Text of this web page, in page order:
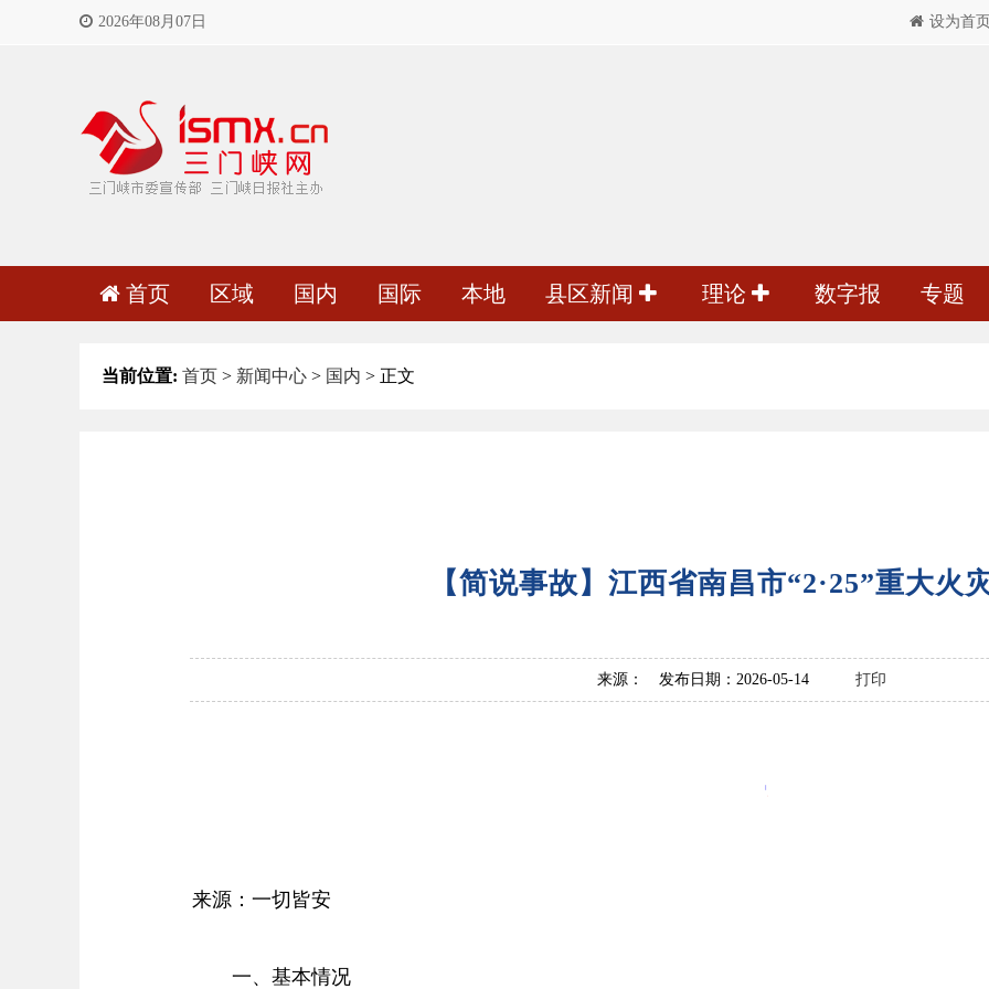
2026年08月07日 设为首
首页 区域 国内 国际 本地 县区新闻 理论 数字报 专题
当前位置: 首页 > 新闻中心 > 国内 > 正文
【简说事故】江西省南昌市“2·25”重大火
来源： 发布日期：2026-05-14 打印
来源：一切皆安
一、基本情况